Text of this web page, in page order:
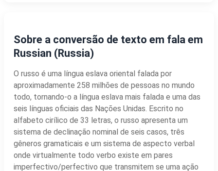
Sobre a conversão de texto em fala em
Russian (Russia)
O russo é uma língua eslava oriental falada por
aproximadamente 258 milhões de pessoas no mundo
todo, tornando-o a língua eslava mais falada e uma das
seis línguas oficiais das Nações Unidas. Escrito no
alfabeto cirílico de 33 letras, o russo apresenta um
sistema de declinação nominal de seis casos, três
gêneros gramaticais e um sistema de aspecto verbal
onde virtualmente todo verbo existe em pares
imperfectivo/perfectivo que transmitem se uma ação